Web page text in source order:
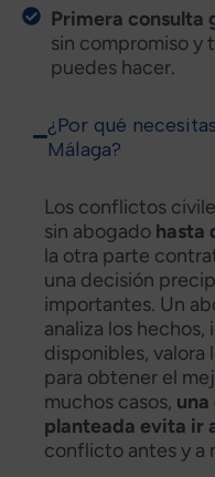
Primera consulta
sin compromiso y
puedes hacer.
¿Por qué
Málaga?
Los conflictos
sin abogado hasta
la otra parte
una decisión
importantes. Un
analiza los
disponibles, valora
para obtener el
muchos casos,
planteada evita ir
conflicto antes y a